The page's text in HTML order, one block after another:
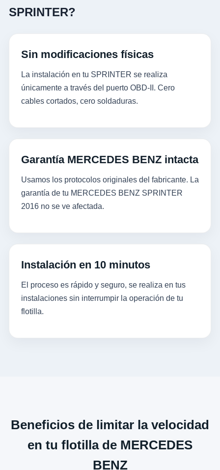
SPRINTER?
Sin modificaciones físicas
La instalación en tu SPRINTER se realiza
únicamente a través del puerto OBD-II. Cero
cables cortados, cero soldaduras.
Garantía MERCEDES BENZ intacta
Usamos los protocolos originales del fabricante. La
garantía de tu MERCEDES BENZ SPRINTER
2016 no se ve afectada.
Instalación en 10 minutos
El proceso es rápido y seguro, se realiza en tus
instalaciones sin interrumpir la operación de tu
flotilla.
Beneficios de limitar la velocidad
en tu flotilla de MERCEDES
BENZ